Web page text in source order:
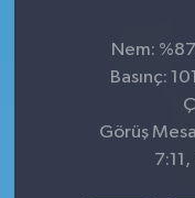
Nem:
Basınç:
Görüş
Sağlık
Son Dakika